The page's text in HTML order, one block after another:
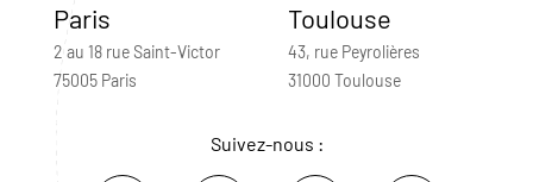
Paris
2 au 18 rue Saint-Victor
75005 Paris
Toulouse
43, rue Peyrolières
31000 Toulouse
Suivez-nous :